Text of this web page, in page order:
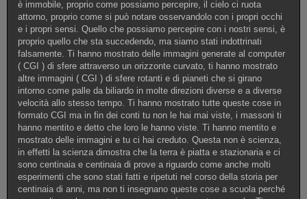
è immobile, proprio come possiamo percepire, il cielo ci ruota
attorno, proprio come si può notare osservandolo con i propri occhi
e i propri sensi. Quello che possiamo percepire con i nostri sensi, è
proprio quello che sta succedendo, ma siamo stati indottrinati
falsamente. Ti hanno mostrato delle immagini generate al computer
( CGI ) di sfere attraverso un orizzonte curvato, ti hanno mostrato
altre immagini ( CGI ) di sfere rotanti e di pianeti che si girano
intorno come palle da biliardo in molte direzioni diverse e a diverse
velocità allo stesso tempo. Ti hanno mostrato tutte queste cose in
formato CGI ma in fin dei conti tu non le hai mai viste, i massoni ti
hanno mentito e detto che loro le hanno viste. Ti hanno mentito e
mostrato delle immagini e tu ci hai creduto. Questa non è scienza,
in effetti la scienza dimostra che la terra è piatta e stazionaria e ci
sono centinaia e centinaia di prove a riguardo come anche molti
esperimenti che sono stati fatti e ripetuti nel corso della storia per
centinaia di anni, ma non ti insegnano queste cose a scuola perché